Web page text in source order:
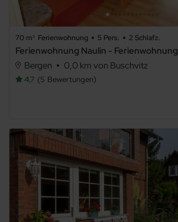
70 m² Ferienwohnung 5 Pers. 2 Schlafz.
Ferienwohnung Naulin - Ferienwohnung
Bergen
0,0 km von Buschvitz
4,7 5 Bewertungen